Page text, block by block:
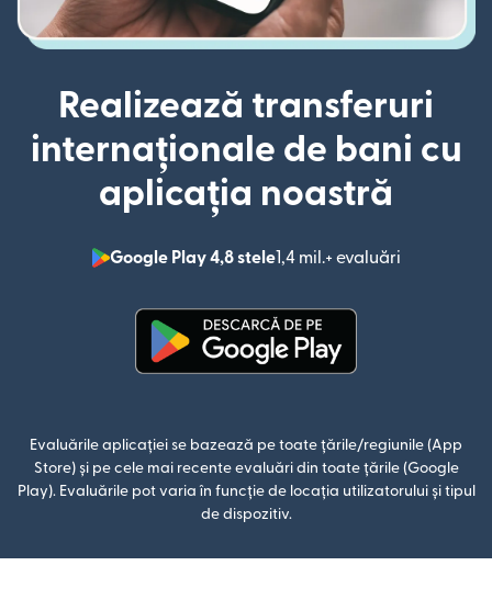
Realizează transferuri
internaționale de bani cu
aplicația noastră
Google Play 4,8 stele1,4 mil.+ evaluări
(se
Evaluările aplicației se bazează pe toate țările/regiunile (App
Store) și pe cele mai recente evaluări din toate țările (Google
Play). Evaluările pot varia în funcție de locația utilizatorului și tipul
de dispozitiv.